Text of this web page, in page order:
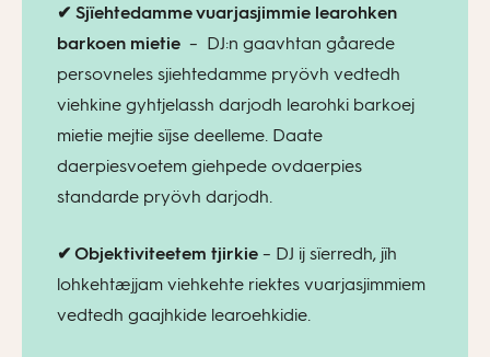
✔ Sjïehtedamme vuarjasjimmie learohken
barkoen mietie – DJ:n gaavhtan gåarede
persovneles sjiehtedamme pryövh vedtedh
viehkine gyhtjelassh darjodh learohki barkoej
mietie mejtie sïjse deelleme. Daate
daerpiesvoetem giehpede ovdaerpies
standarde pryövh darjodh.
✔ Objektiviteetem tjirkie – DJ ij sïerredh, jïh
lohkehtæjjam viehkehte riektes vuarjasjimmiem
vedtedh gaajhkide learoehkidie.